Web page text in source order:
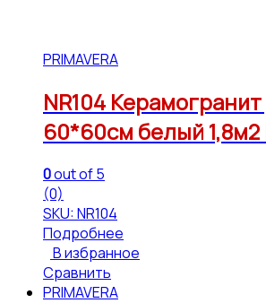
PRIMAVERA
NR104
60*60см белый
0out of 5
(0)
SKU: NR104
Подробнее
В избранное
Сравнить
PRIMAVERA